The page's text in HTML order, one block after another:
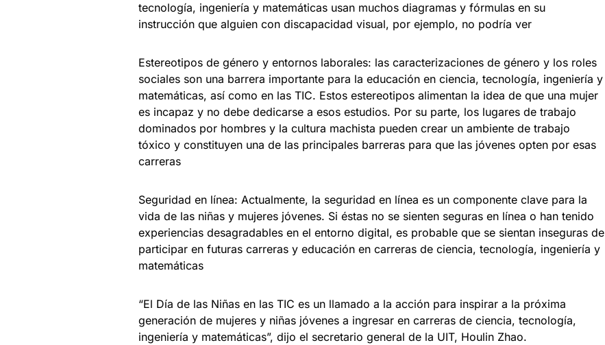
tecnología, ingeniería y matemáticas usan muchos diagramas y fórmulas en su
instrucción que alguien con discapacidad visual, por ejemplo, no podría ver
Estereotipos de género y entornos laborales: las caracterizaciones de género y los roles
sociales son una barrera importante para la educación en ciencia, tecnología, ingeniería y
matemáticas, así como en las TIC. Estos estereotipos alimentan la idea de que una mujer
es incapaz y no debe dedicarse a esos estudios. Por su parte, los lugares de trabajo
dominados por hombres y la cultura machista pueden crear un ambiente de trabajo
tóxico y constituyen una de las principales barreras para que las jóvenes opten por esas
carreras
Seguridad en línea: Actualmente, la seguridad en línea es un componente clave para la
vida de las niñas y mujeres jóvenes. Si éstas no se sienten seguras en línea o han tenido
experiencias desagradables en el entorno digital, es probable que se sientan inseguras de
participar en futuras carreras y educación en carreras de ciencia, tecnología, ingeniería y
matemáticas
“El Día de las Niñas en las TIC es un llamado a la acción para inspirar a la próxima
generación de mujeres y niñas jóvenes a ingresar en carreras de ciencia, tecnología,
ingeniería y matemáticas”, dijo el secretario general de la UIT, Houlin Zhao.